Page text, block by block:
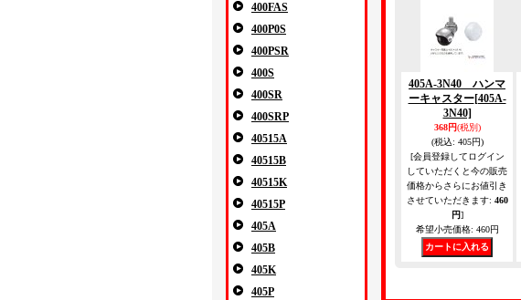
400FAS
400P0S
400PSR
400S
400SR
400SRP
40515A
40515B
40515K
40515P
405A
405B
405K
405P
405A-3N40 ハンマ
ーキャスター[405A-
3N40]
368円(税別)
(税込: 405円)
[会員登録してログイン
していただくと今の販売
価格からさらにお値引き
させていただきます: 460
円]
希望小売価格: 460円